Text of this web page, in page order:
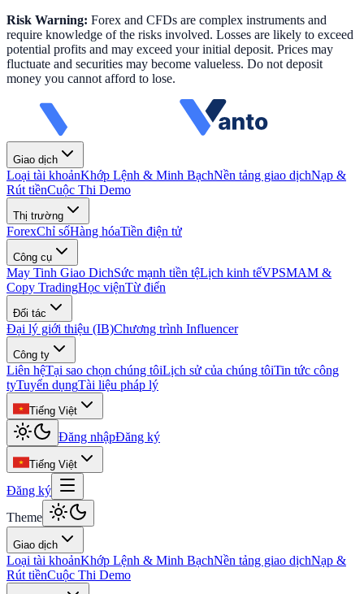
Risk Warning: Forex and CFDs are complex instruments and
require knowledge of the risks involved. Losses are likely to exceed
potential profits and may exceed your initial deposit. Prices may
fluctuate and securities may become valueless. Do not deposit
money you cannot afford to lose.
Giao dịch
Loại tài khoảnKhớp Lệnh & Minh BạchNền tảng giao dịchNạp &
Rút tiềnCuộc Thi Demo
Thị trường
ForexChỉ sốHàng hóaTiền điện tử
Công cụ
May Tinh Giao DichSức mạnh tiền tệLịch kinh tếVPSMAM &
Copy TradingHọc việnTừ điển
Đối tác
Đại lý giới thiệu (IB)Chương trình Influencer
Công ty
Liên hệTại sao chọn chúng tôiLịch sử của chúng tôiTin tức công
tyTuyển dụngTài liệu pháp lý
Tiếng Việt
Đăng nhậpĐăng ký
Tiếng Việt
Đăng ký
Theme
Giao dịch
Loại tài khoảnKhớp Lệnh & Minh BạchNền tảng giao dịchNạp &
Rút tiềnCuộc Thi Demo